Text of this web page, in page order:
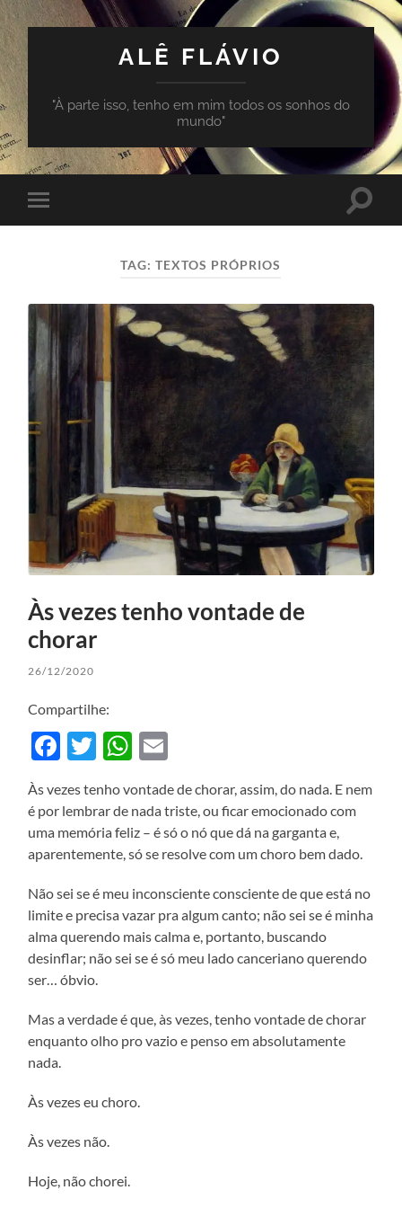
ALÊ FLÁVIO
"À parte isso, tenho em mim todos os sonhos do
mundo"
Toggle
mobile
Toggle
TAG:TEXTOS PRÓPRIOS
Às vezes tenho vontade de
chorar
26/12/2020
Compartilhe:
Facebook
TwitterWhatsApp
Às vezes tenho vontade de chorar, assim, do nada. E nem
é por lembrar de nada triste, ou ficar emocionado com
uma memória feliz – é só o nó que dá na garganta e,
aparentemente, só se resolve com um choro bem dado.
Não sei se é meu inconsciente consciente de que está no
limite e precisa vazar pra algum canto; não sei se é minha
alma querendo mais calma e, portanto, buscando
desinflar; não sei se é só meu lado canceriano querendo
ser… óbvio.
Mas a verdade é que, às vezes, tenho vontade de chorar
enquanto olho pro vazio e penso em absolutamente
nada.
Às vezes eu choro.
Às vezes não.
Hoje, não chorei.